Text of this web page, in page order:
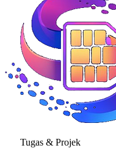
Tugas & Projek